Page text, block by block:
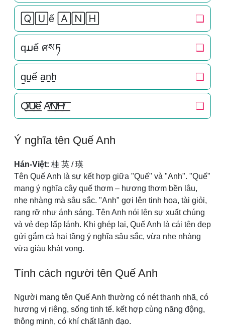
🅀🅄ế 🄰🄽🄷 ❏
qມế ศསཏ ❏
q̠u̠ế a̠n̠h̠ ❏
Q̸͟͞U̸͟͞ế A̸͟͞N̸͟͞H̸͟͞ ❏
Ý nghĩa tên Quế Anh
Hán-Việt: 桂 英 / 瑛
Tên Quế Anh là sự kết hợp giữa "Quế" và "Anh". "Quế"
mang ý nghĩa cây quế thơm – hương thơm bền lâu,
nhẹ nhàng mà sâu sắc. "Anh" gợi lên tinh hoa, tài giỏi,
rạng rỡ như ánh sáng. Tên Anh nói lên sự xuất chúng
và vẻ đẹp lấp lánh. Khi ghép lại, Quế Anh là cái tên đẹp
gửi gắm cả hai tầng ý nghĩa sâu sắc, vừa nhẹ nhàng
vừa giàu khát vọng.
Tính cách người tên Quế Anh
Người mang tên Quế Anh thường có nét thanh nhã, có
hương vị riêng, sống tinh tế. kết hợp cùng năng động,
thông minh, có khí chất lãnh đạo.